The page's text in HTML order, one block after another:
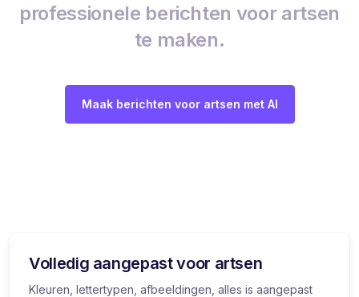
professionele berichten voor artsen
te maken.
Maak berichten voor artsen met AI
Volledig aangepast voor artsen
Kleuren, lettertypen, afbeeldingen, alles is aangepast